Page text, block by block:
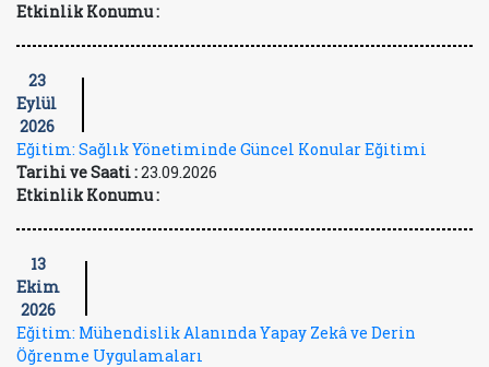
Etkinlik Konumu :
23
Eylül
2026
Eğitim: Sağlık Yönetiminde Güncel Konular Eğitimi
Tarihi ve Saati :23.09.2026
Etkinlik Konumu :
13
Ekim
2026
Eğitim: Mühendislik Alanında Yapay Zekâ ve Derin
Öğrenme Uygulamaları